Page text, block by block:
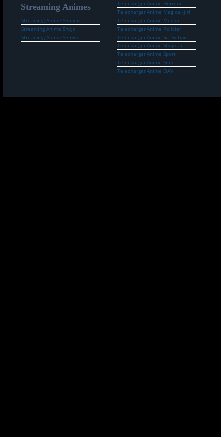
Streaming Animes
Streaming Anime Shonen
Streaming Anime Shojo
Streaming Anime Seinen
Telecharger Anime Horreur
Telecharger Anime Magical-girl
Telecharger Anime Mecha
Telecharger Anime Policier
Telecharger Anime Sci-Fiction
Telecharger Anime Shōjo-ai
Telecharger Anime Sport
Telecharger Anime Film
Telecharger Anime OAV